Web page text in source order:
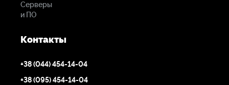
Серверы
и ПО
Контакты
+38 (044) 454-14-04
+38 (095) 454-14-04